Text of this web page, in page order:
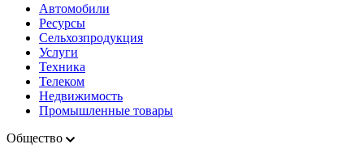
Автомобили
Ресурсы
Сельхозпродукция
Услуги
Техника
Телеком
Недвижимость
Промышленные товары
Общество